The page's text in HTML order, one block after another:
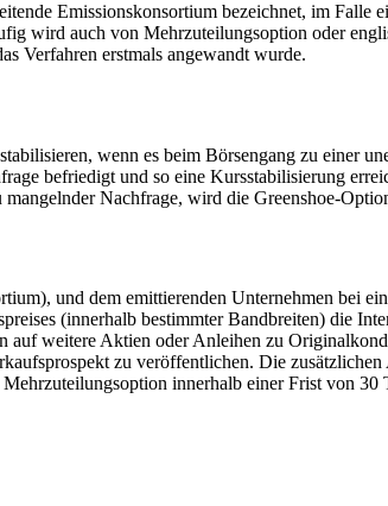
Emissionskonsortium bezeichnet, im Falle
wird auch von Mehrzuteilungsoption oder
Verfahren erstmals angewandt wurde.
wenn es beim Börsengang zu einer
befriedigt und so eine Kursstabilisierung
Nachfrage, wird die Greenshoe-
und dem emittierenden Unternehmen bei
(innerhalb bestimmter Bandbreiten) die
auf weitere Aktien oder Anleihen zu
zu veröffentlichen. Die
innerhalb einer Frist von 30